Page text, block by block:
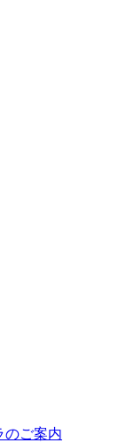
のご案内